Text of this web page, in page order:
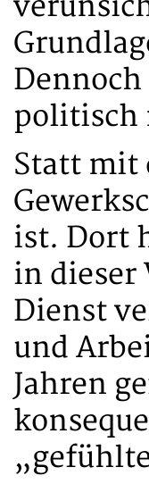
politisch
Statt mit
ist. Dort
in dieser
Dienst
und
Jahren